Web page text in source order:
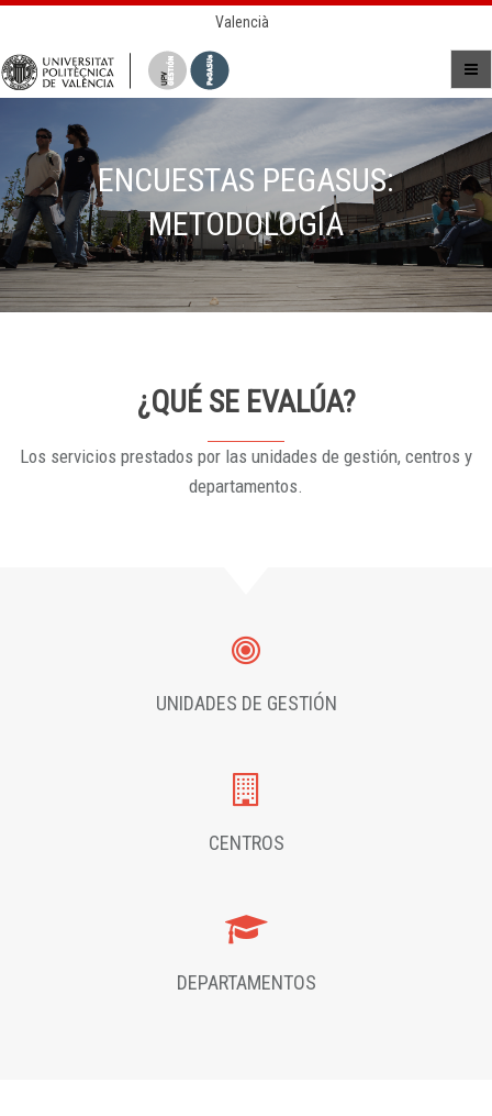
Valencià
ENCUESTAS PEGASUS:
METODOLOGÍA
¿QUÉ SE EVALÚA?
Los servicios prestados por las unidades de gestión, centros y
departamentos.
UNIDADES DE GESTIÓN
CENTROS
DEPARTAMENTOS